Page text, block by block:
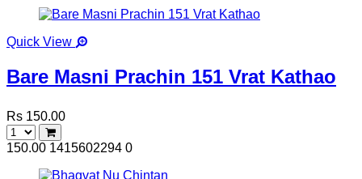
Quick View
Bare Masni Prachin 151 Vrat Kathao
Rs 150.00
150.00 1415602294 0